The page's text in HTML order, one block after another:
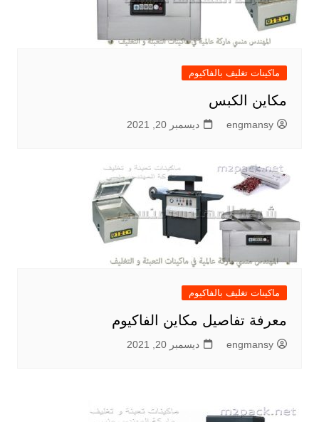
ماكينات تغليف بالفاكيوم
مكاين الكبس
engmansy ديسمبر 20, 2021
ماكينات تغليف بالفاكيوم
معرفة تفاصيل مكاين الفاكيوم
engmansy ديسمبر 20, 2021